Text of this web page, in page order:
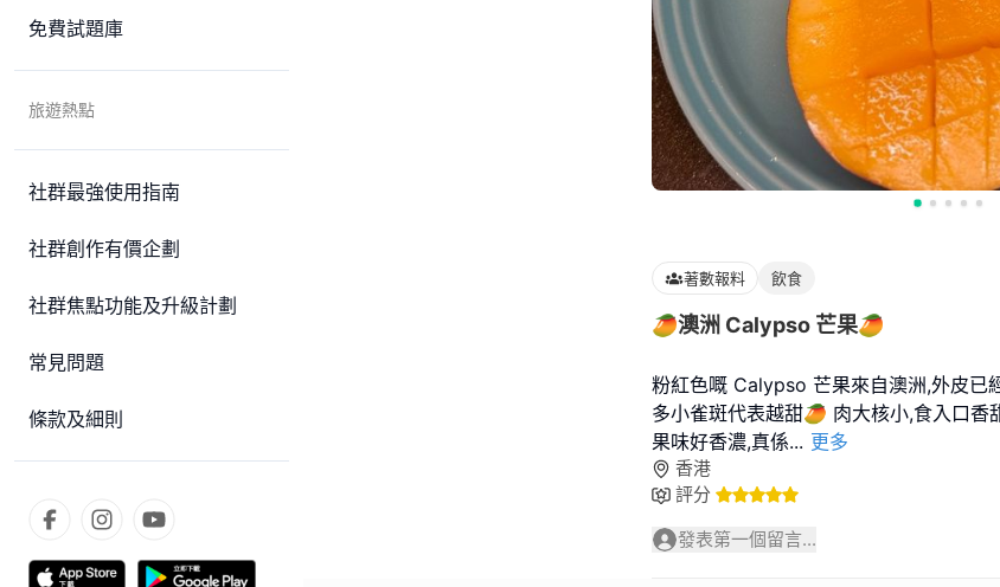
免費試題庫
旅遊熱點
社群最強使用指南
社群創作有價企劃
社群焦點功能及升級計劃
常見問題
條款及細則
著數報料 飲食
🥭澳洲 Calypso 芒果🥭
粉紅色嘅 Calypso 芒果來自澳洲,外皮已
多小雀斑代表越甜🥭 肉大核小,食入口香
果味好香濃,真係... 更多
香港
評分
發表第一個留言...